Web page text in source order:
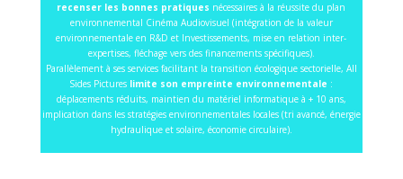
recenser les bonnes pratiques nécessaires à la réussite du plan
environnemental Cinéma Audiovisuel (intégration de la valeur
environnementale en R&D et Investissements, mise en relation inter-
expertises, fléchage vers des financements spécifiques).
Parallèlement à ses services facilitant la transition écologique sectorielle, All
Sides Pictures limite son empreinte environnementale :
déplacements réduits, maintien du matériel informatique à + 10 ans,
implication dans les stratégies environnementales locales (tri avancé, énergie
hydraulique et solaire, économie circulaire).